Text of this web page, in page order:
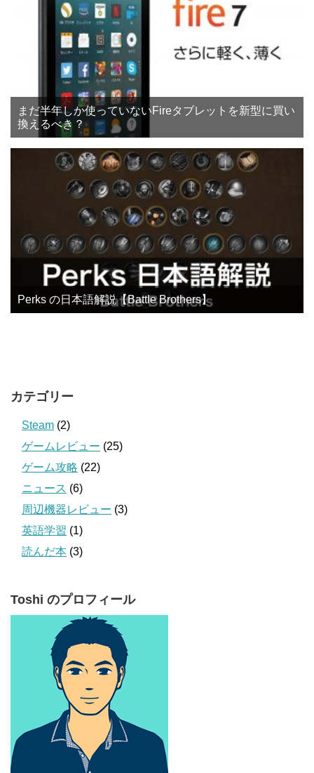
まだ半年しか使っていないFireタブレットを新型に買い
換えるべき？
Perks の日本語解説【Battle Brothers】
カテゴリー
Steam (2)
ゲームレビュー (25)
ゲーム攻略 (22)
ニュース (6)
周辺機器レビュー (3)
英語学習 (1)
読んだ本 (3)
Toshi のプロフィール